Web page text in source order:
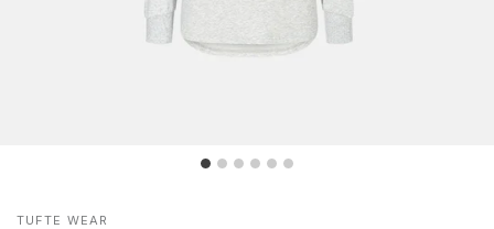
TUFTE WEAR